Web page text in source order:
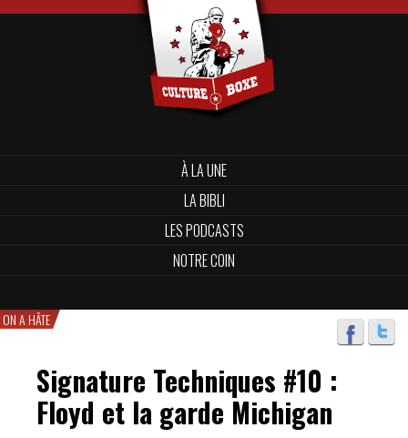
À LA UNE
LA BIBLI
LES PODCASTS
NOTRE COIN
ON A HÂTE
Signature Techniques #10 :
Floyd et la garde Michigan